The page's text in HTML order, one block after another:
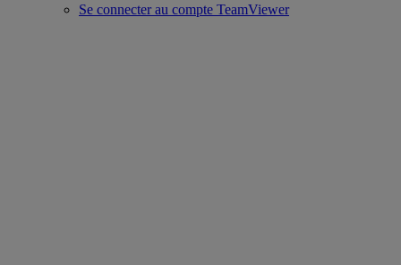
Se connecter au compte TeamViewer